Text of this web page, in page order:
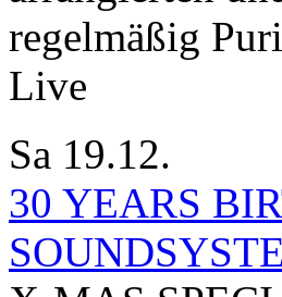
regelmäßig
Live
Sa 19.12.
30 YEARS